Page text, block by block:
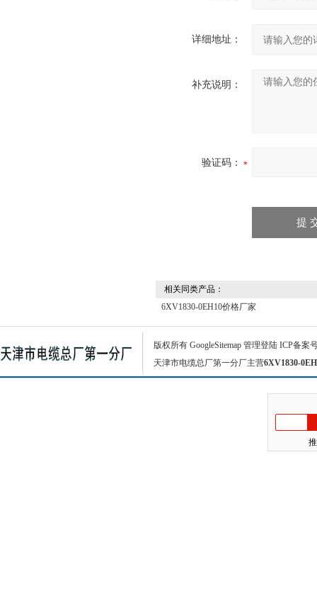
详细地址：
补充说明：
验证码：
相关同类产品：
6XV1830-0EH10价格厂家
版权所有 GoogleSitemap 管理登陆 ICP备案
天津市电缆总厂第一分厂主营6XV1830-